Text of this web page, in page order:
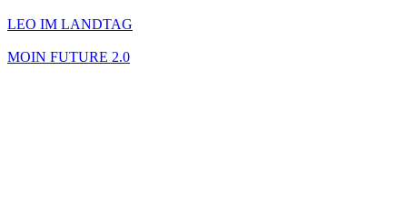
LEO IM LANDTAG
MOIN FUTURE 2.0